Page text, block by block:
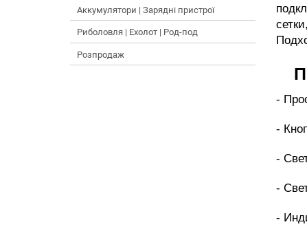
Аккумулятори | Зарядні пристрої
Риболовля | Ехолот | Род-под
Розпродаж
-
-
-
-
-